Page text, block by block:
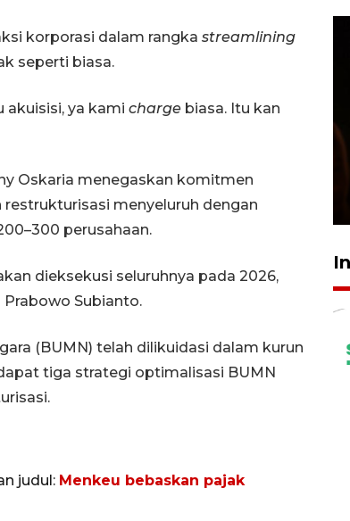
korporasi dalam rangka streamlining
seperti biasa.
akuisisi, ya kami charge biasa. Itu kan
Oskaria menegaskan komitmen
menyeluruh dengan
perusahaan.
dieksekusi seluruhnya pada 2026,
Subianto.
(BUMN) telah dilikuidasi dalam kurun
tiga strategi optimalisasi BUMN
judul: Menkeu bebaskan pajak
Ramadhan
23 Februari 2026 18:20